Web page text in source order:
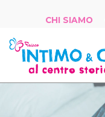
CHI SIAMO